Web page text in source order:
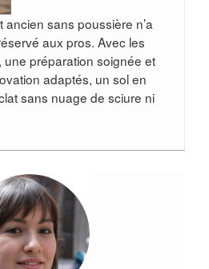
sans poussière n’a
aux pros. Avec les
préparation soignée et
adaptés, un sol en
sans nuage de sciure ni